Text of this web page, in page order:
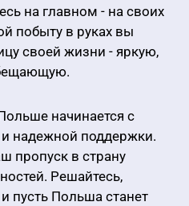
на главном - на своих
побыту в руках вы
своей жизни - яркую,
начинается с
надежной поддержки.
пропуск в страну
Решайтесь,
пусть Польша станет